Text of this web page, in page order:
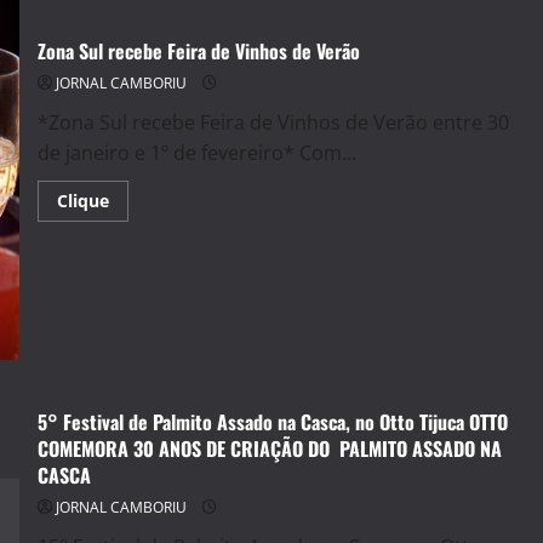
na
gastronomia
Zona Sul recebe Feira de Vinhos de Verão
JORNAL CAMBORIU
*Zona Sul recebe Feira de Vinhos de Verão entre 30
de janeiro e 1º de fevereiro* Com...
CliqueRead
more
5° Festival de Palmito Assado na Casca, no Otto Tijuca OTTO
COMEMORA 30 ANOS DE CRIAÇÃO DO PALMITO ASSADO NA
CASCA
JORNAL CAMBORIU